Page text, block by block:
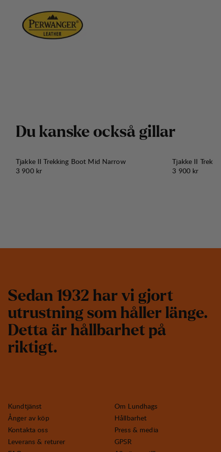
Du kanske också gillar
Tjakke II Trekking Boot Mid Narrow
Pris:
3 900 kr
Tjakke II
Pris:
3 900 kr
Sedan 1932 har vi gjort
utrustning som håller länge.
Detta är hållbarhet på
riktigt.
Kundtjänst
Ånger av köp
Kontakta oss
Leverans & returer
Om Lundhags
Hållbarhet
Press & media
GPSR